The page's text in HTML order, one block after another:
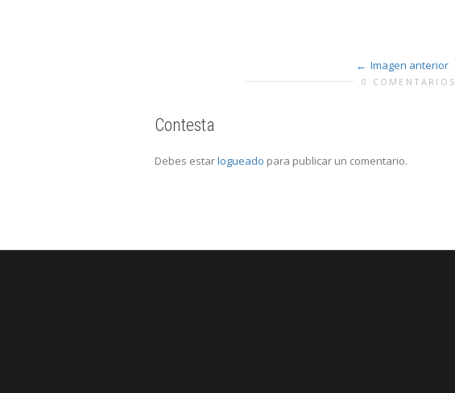
Imagen anterior
0 COMENTARIOS
Contesta
Debes estarlogueado para publicar un comentario.